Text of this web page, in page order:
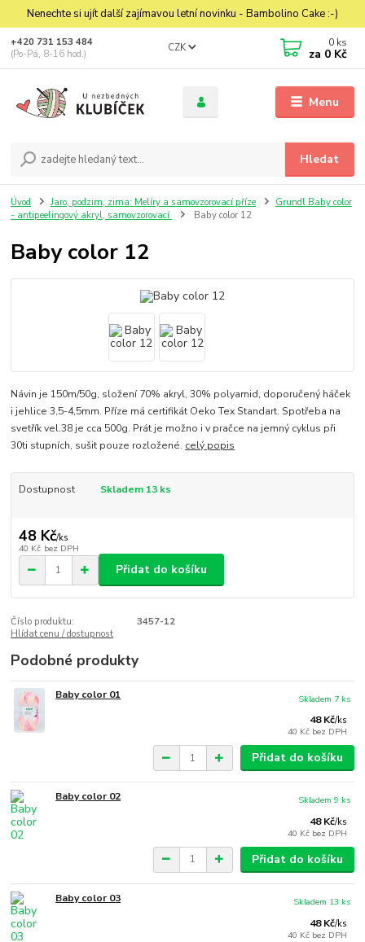
Nenechte si ujít další zajímavou letní novinku - Bambolino Cake :-)
Menu
CZK
Hledat
+420 731 153 484
(Po-Pá, 8-16 hod.)
0 ks
za 0 Kč
Úvod Jaro, podzim, zima: Melíry a samovzorovací příze
Grundl Baby color
- antipeelingový akryl, samovzorovací
Baby color 12
Baby color 12
Návin je 150m/50g, složení 70% akryl, 30% polyamid, doporučený háček
i jehlice 3,5-4,5mm. Příze má certifikát Oeko Tex Standart. Spotřeba na
svetřík vel.38 je cca 500g. Prát je možno i v pračce na jemný cyklus při
30ti stupních, sušit pouze rozložené. celý popis
Dostupnost Skladem 13 ks
48 Kč/ks
40 Kč bez DPH
Přidat do košíku
Číslo produktu:
3457-12
Hlídat cenu / dostupnost
Podobné produkty
Baby color 01
48 Kč/ks
40 Kč bez DPH
Skladem 7 ks
Přidat do košíku
Baby color 02
48 Kč/ks
40 Kč bez DPH
Skladem 9 ks
Přidat do košíku
Baby color 03
48 Kč/ks
40 Kč bez DPH
Skladem 13 ks